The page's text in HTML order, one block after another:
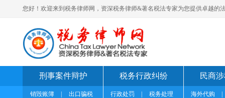
您好！欢迎来到税务律师网，资深税务律师&著名税法专家为您提供卓越的
刑事案件辩护
销毁账簿
出口骗税
税务行政纠纷
行政处罚
税务处理
民商
海外代购